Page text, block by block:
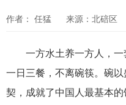
作者： 任猛 来源：北碚区
一方水土养一方人，一
一日三餐，不离碗筷。碗
契，成就了中国人最基本